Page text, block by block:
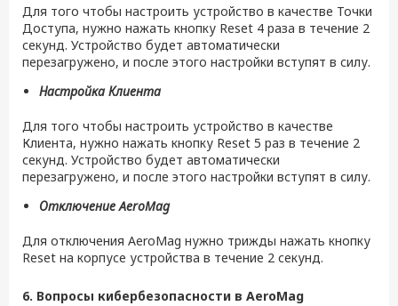
Для того чтобы настроить устройство в качестве Точки
Доступа, нужно нажать кнопку Reset 4 раза в течение 2
секунд. Устройство будет автоматически
перезагружено, и после этого настройки вступят в силу.
Настройка Клиента
Для того чтобы настроить устройство в качестве
Клиента, нужно нажать кнопку Reset 5 раз в течение 2
секунд. Устройство будет автоматически
перезагружено, и после этого настройки вступят в силу.
ОтключениеAeroMag
Для отключения AeroMag нужно трижды нажать кнопку
Reset на корпусе устройства в течение 2 секунд.
6. Вопросы кибербезопасности в AeroMag